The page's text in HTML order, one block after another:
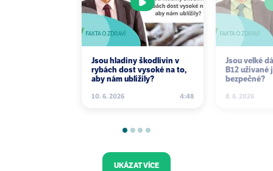
Jsou hladiny škodlivin v
rybách dost vysoké na to,
aby nám ublížily?
10. 6. 2026 4:48
Jsou velké
B12 užívané
bezpečné?
8. 6. 2026
UKÁZAT VÍCE